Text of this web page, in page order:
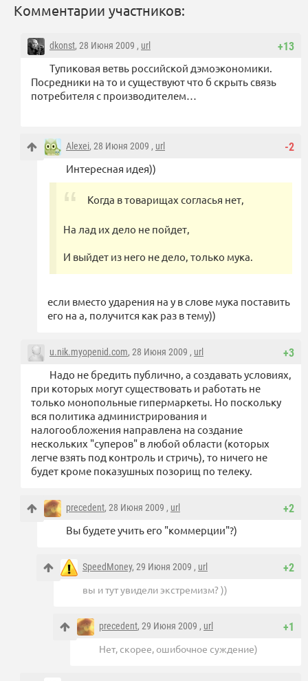
Комментарии участников:
+13
dkonst, 28 Июня 2009 , url
Тупиковая ветвь российской дэмоэкономики.
Посредники на то и существуют что б скрыть связь
потребителя с производителем…
-2
Alexei, 28 Июня 2009 , url
Интересная идея))
Когда в товарищах согласья нет,
На лад их дело не пойдет,
И выйдет из него не дело, только мука.
если вместо ударения на у в слове мука поставить
его на а, получится как раз в тему))
+3
u.nik.myopenid.com, 28 Июня 2009 , url
Надо не бредить публично, а создавать условиях,
при которых могут существовать и работать не
только монопольные гипермаркеты. Но поскольку
вся политика администрирования и
налогообложения направлена на создание
нескольких "суперов" в любой области (которых
легче взять под контроль и стричь), то ничего не
будет кроме показушных позорищ по телеку.
+2
precedent, 28 Июня 2009 , url
Вы будете учить его "коммерции"?)
+2
SpeedMoney, 29 Июня 2009 , url
вы и тут увидели экстремизм? ))
+1
precedent, 29 Июня 2009 , url
Нет, скорее, ошибочное суждение)